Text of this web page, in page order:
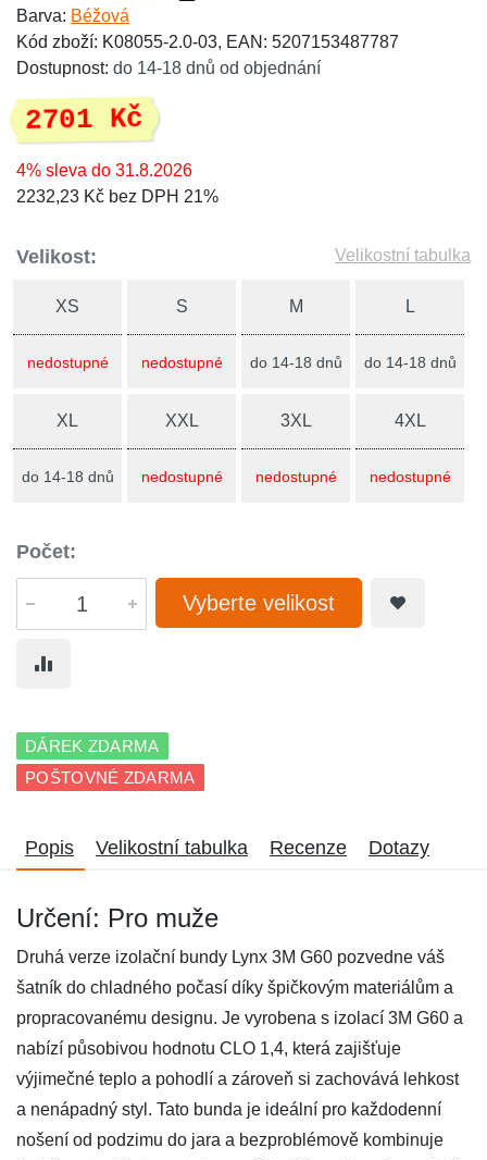
Barva: Béžová
Kód zboží: K08055-2.0-03, EAN: 5207153487787
Dostupnost: do 14-18 dnů od objednání
2701 Kč
4% sleva do 31.8.2026
2232,23 Kč bez DPH 21%
Velikost: Velikostní tabulka
XS
nedostupné
S
nedostupné
M
do 14-18 dnů
L
do 14-18 dnů
XL
do 14-18 dnů
XXL
nedostupné
3XL
nedostupné
4XL
nedostupné
Počet:
Vyberte velikost
DÁREK ZDARMA
POŠTOVNÉ ZDARMA
Popis Velikostní tabulka Recenze Dotazy
Určení: Pro muže
Druhá verze izolační bundy Lynx 3M G60 pozvedne váš
šatník do chladného počasí díky špičkovým materiálům a
propracovanému designu. Je vyrobena s izolací 3M G60 a
nabízí působivou hodnotu CLO 1,4, která zajišťuje
výjimečné teplo a pohodlí a zároveň si zachovává lehkost
a nenápadný styl. Tato bunda je ideální pro každodenní
nošení od podzimu do jara a bezproblémově kombinuje